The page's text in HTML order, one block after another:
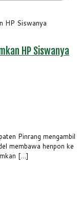
HP Siswanya
Pinrang mengambil
membawa henpon ke
[…]